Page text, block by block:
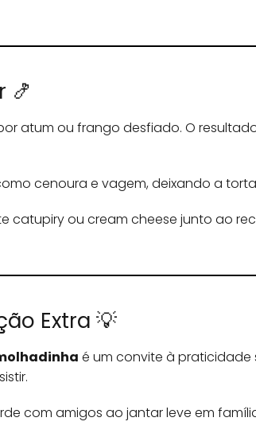
🍤
atum ou frango desfiado. O
cenoura e vagem, deixando a
catupiry ou cream cheese junto ao
Extra 💡
é um convite à praticidade
com amigos ao jantar leve em